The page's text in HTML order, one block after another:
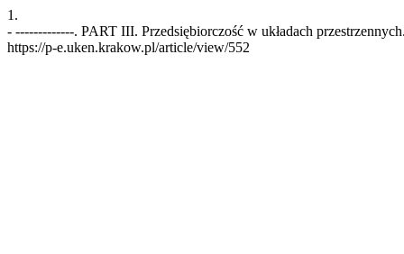
1.
- -------------. PART III. Przedsiębiorczość w układach
https://p-e.uken.krakow.pl/article/view/552